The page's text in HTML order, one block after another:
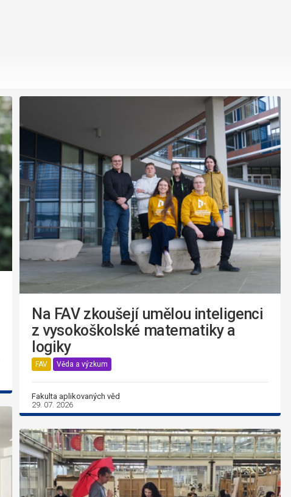
Na FAV zkoušejí umělou inteligenci
z vysokoškolské matematiky a
logiky
FAV Věda a výzkum
Fakulta aplikovaných věd
29. 07. 2026